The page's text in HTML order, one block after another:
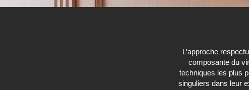
L’approche
composante du
techniques les plus
singuliers dans leur